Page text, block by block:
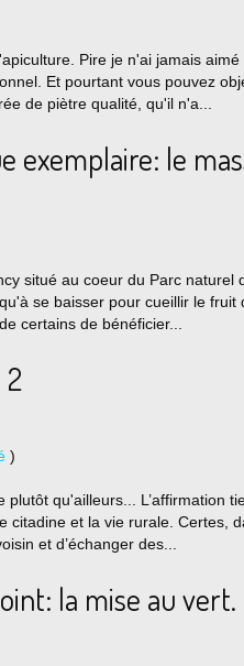
Pire je n'ai jamais
Et pourtant vous pouvez
de piètre qualité, qu'il n'a...
exemplaire: le
situé au coeur du Parc naturel
se baisser pour cueillir le fruit
certains de bénéficier...
)
qu'ailleurs... L’affirmation
citadine et la vie rurale. Certes,
et d’échanger des...
la mise au vert.